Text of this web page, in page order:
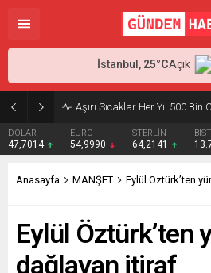
Aşırı Sıcaklar Her Yıl 500 Bin
DOLAR
47,7014
EURO
54,9990
STERLİN
64,2141
İstanbul, 25°CAçık
Anasayfa MANŞET Eylül Öztürk’ten
Eylül Öztürk’ten
dağlayan itiraf